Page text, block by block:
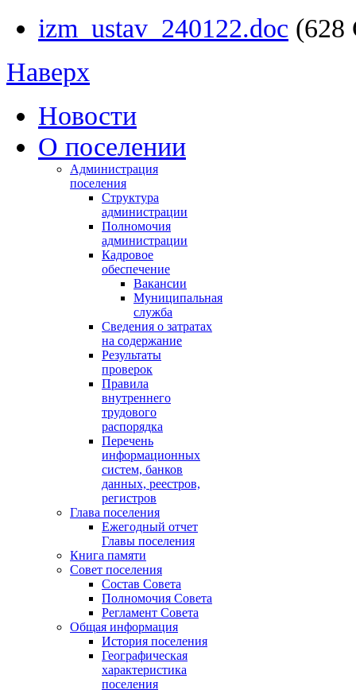
izm_ustav_240122.doc (628
Наверх
Новости
О поселении
Администрация
поселения
Структура
администрации
Полномочия
администрации
Кадровое
обеспечение
Вакансии
Муниципальная
служба
Сведения о затратах
на содержание
Результаты
проверок
Правила
внутреннего
трудового
распорядка
Перечень
информационных
систем, банков
данных, реестров,
регистров
Глава поселения
Ежегодный отчет
Главы поселения
Книга памяти
Совет поселения
Состав Совета
Полномочия Совета
Регламент Совета
Общая информация
История поселения
Географическая
характеристика
поселения